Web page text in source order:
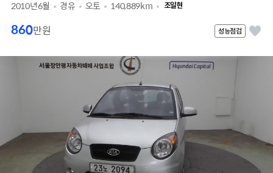
2010년6월 경유 오토 140,889km 조일현
성능점검
860만원